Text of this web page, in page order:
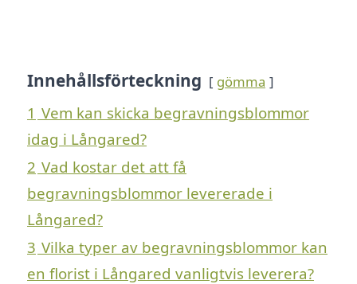
Innehållsförteckning gömma
1 Vem kan skicka begravningsblommor
idag i Långared?
2 Vad kostar det att få
begravningsblommor levererade i
Långared?
3 Vilka typer av begravningsblommor kan
en florist i Långared vanligtvis leverera?